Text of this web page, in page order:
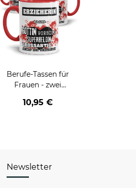
Berufe-Tassen für
Frauen - zwei
10,95 €
Newsletter